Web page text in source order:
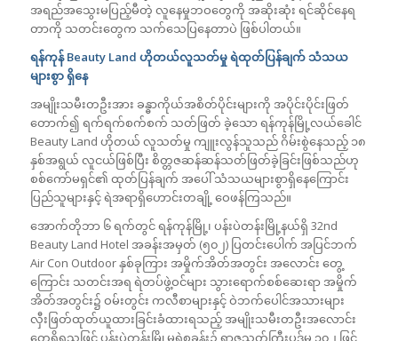
အရည်အသွေးမပြည့်မီတဲ့ လူနေမှုဘဝတွေကို အဆိုးဆုံး ရင်ဆိုင်နေရ
တာကို သတင်းတွေက သက်သေပြနေတာပဲ ဖြစ်ပါတယ်။
ရန်ကုန်Beauty Land ဟိုတယ်လူသတ်မှု ရဲထုတ်ပြန်ချက် သံသယ
များစွာ ရှိနေ
အမျိုးသမီးတဦးအား ခန္ဓာကိုယ်အစိတ်ပိုင်းများကို အပိုင်းပိုင်းဖြတ်
တောက်၍ ရက်ရက်စက်စက် သတ်ဖြတ် ခဲ့သော ရန်ကုန်မြို့လယ်ခေါင်
Beauty Land ဟိုတယ် လူသတ်မှု ကျူးလွန်သူသည် ဂိမ်းစွဲနေသည့် ၁၈
နှစ်အရွယ် လူငယ်ဖြစ်ပြီး စိတ္တဇဆန်ဆန်သတ်ဖြတ်ခဲ့ခြင်းဖြစ်သည်ဟု
စစ်ကော်မရှင်၏ ထုတ်ပြန်ချက် အပေါ် သံသယများစွာရှိနေကြောင်း
ပြည်သူများနှင့် ရဲအရာရှိဟောင်းတချို့ ဝေဖန်ကြသည်။
အောက်တိုဘာ ၆ ရက်တွင် ရန်ကုန်မြို့၊ ပန်းပဲတန်းမြို့နယ်ရှိ 32nd
Beauty Land Hotel အခန်းအမှတ် (၅၀၂) ပြတင်းပေါက် အပြင်ဘက်
Air Con Outdoor နှစ်ခုကြား အမှိုက်အိတ်အတွင်း အလောင်း တွေ့
ကြောင်း သတင်းအရ ရဲတပ်ဖွဲ့ဝင်များ သွားရောက်စစ်ဆေးရာ အမှိုက်
အိတ်အတွင်း၌ ဝမ်းတွင်း ကလီစာများနှင့် ဝဲဘက်ပေါင်အသားများ
လှီးဖြတ်ထုတ်ယူထားခြင်းခံထားရသည့် အမျိုးသမီးတဦးအလောင်း
တွေ့ရှိရသဖြင့် ပန်းပဲတန်းမြို့မရဲစခန်း၌ ရာဇသတ်ကြီးပုဒ်မ ၃၀၂ ဖြင့်